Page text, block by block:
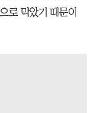
로 막았기 때문이